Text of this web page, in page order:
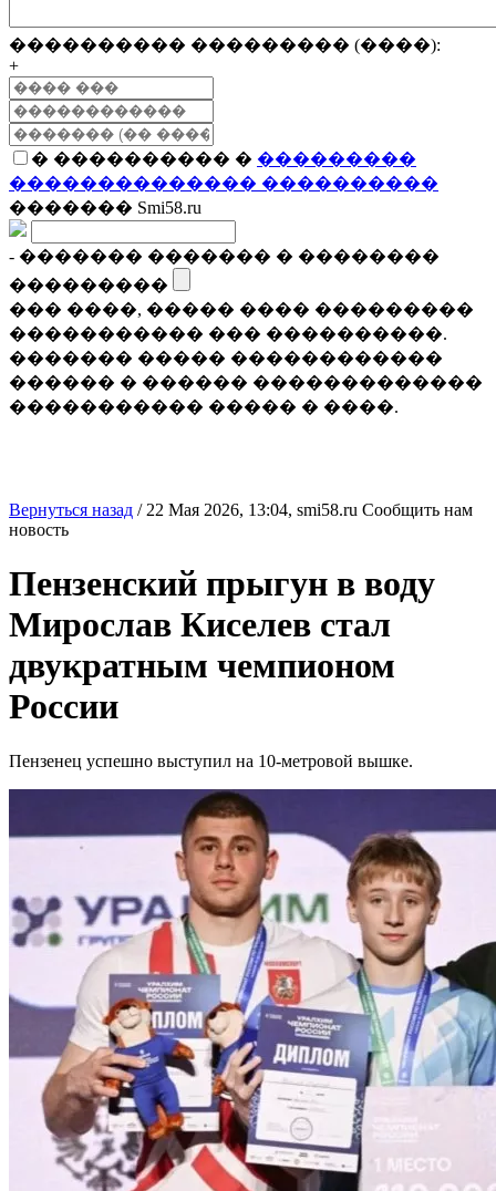
���������� ��������� (����):
+
� ���������� � ���������
�������������� ����������
������� Smi58.ru
- ������� ������� � ��������
���������
��� ����, ����� ���� ���������
����������� ��� ����������.
������� ����� ������������
������ � ������ �������������
����������� ����� � ����.
Вернуться назад / 22 Мая 2026, 13:04, smi58.ru Сообщить нам
новость
Пензенский прыгун в воду
Мирослав Киселев стал
двукратным чемпионом
России
Пензенец успешно выступил на 10-метровой вышке.